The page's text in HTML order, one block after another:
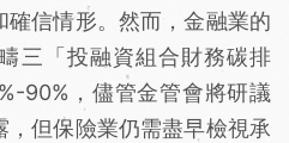
信情形。然而，金融業的
三「投融資組合財務碳排
90%，儘管金管會將研議
但保險業仍需盡早檢視承